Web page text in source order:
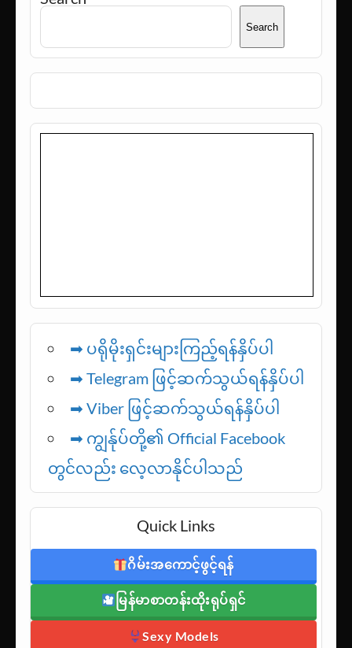
Search
➡ ပရိုမိုးရှင်းများကြည့်ရန်နှိပ်ပါ
➡ Telegram ဖြင့်ဆက်သွယ်ရန်နှိပ်ပါ
➡Viber ဖြင့်ဆက်သွယ်ရန်နှိပ်ပါ
➡ ကျွန်ုပ်တို့၏ Official Facebook
တွင်လည်း လေ့လာနိုင်ပါသည်
Quick Links
ဂိမ်းအကောင့်ဖွင့်ရန်